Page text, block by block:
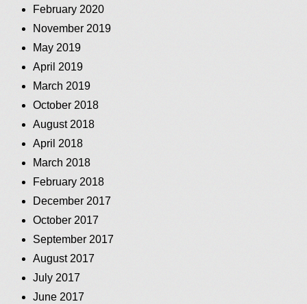
February 2020
November 2019
May 2019
April 2019
March 2019
October 2018
August 2018
April 2018
March 2018
February 2018
December 2017
October 2017
September 2017
August 2017
July 2017
June 2017